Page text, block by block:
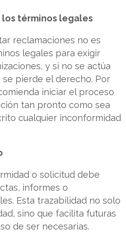
términos legales
reclamaciones no es
legales para exigir
y si no se actúa
pierde el derecho. Por
iniciar el proceso
tan pronto como sea
cualquier inconformidad
o solicitud debe
informes o
Esta trazabilidad no solo
sino que facilita futuras
de ser necesarias.